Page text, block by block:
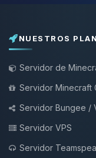
NUESTROS
Servidor de
Servidor Minecraft
Servidor Bungee /
Servidor VPS
Servidor